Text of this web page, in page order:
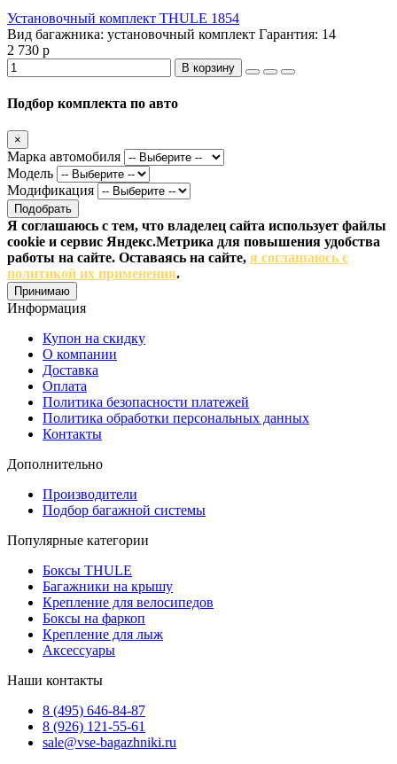
Установочный комплект THULE 1854
Вид багажника: установочный комплект Гарантия: 14
2 730 р
В корзину
Подбор комплекта по авто
×
Марка автомобиля
Модель
Модификация
Подобрать
Я соглашаюсь с тем, что владелец сайта использует файлы
cookie и сервис Яндекс.Метрика для повышения удобства
работы на сайте. Оставаясь на сайте, я соглашаюсь с
политикой их применения.
Принимаю
Информация
Купон на скидку
О компании
Доставка
Оплата
Политика безопасности платежей
Политика обработки персональных данных
Контакты
Дополнительно
Производители
Подбор багажной системы
Популярные категории
Боксы THULE
Багажники на крышу
Крепление для велосипедов
Боксы на фаркоп
Крепление для лыж
Аксессуары
Наши контакты
8 (495) 646-84-87
8 (926) 121-55-61
sale@vse-bagazhniki.ru